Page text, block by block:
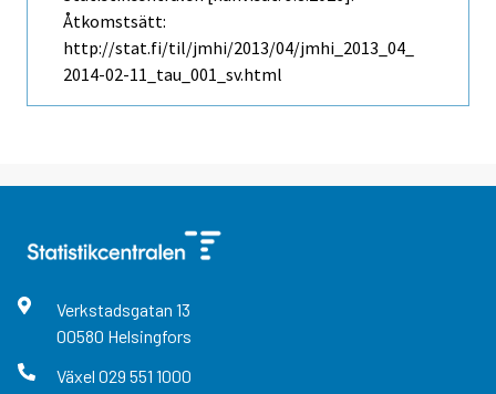
Åtkomstsätt:
http://stat.fi/til/jmhi/2013/04/jmhi_2013_04_
2014-02-11_tau_001_sv.html
Verkstadsgatan 13
00580 Helsingfors
Växel 029 551 1000